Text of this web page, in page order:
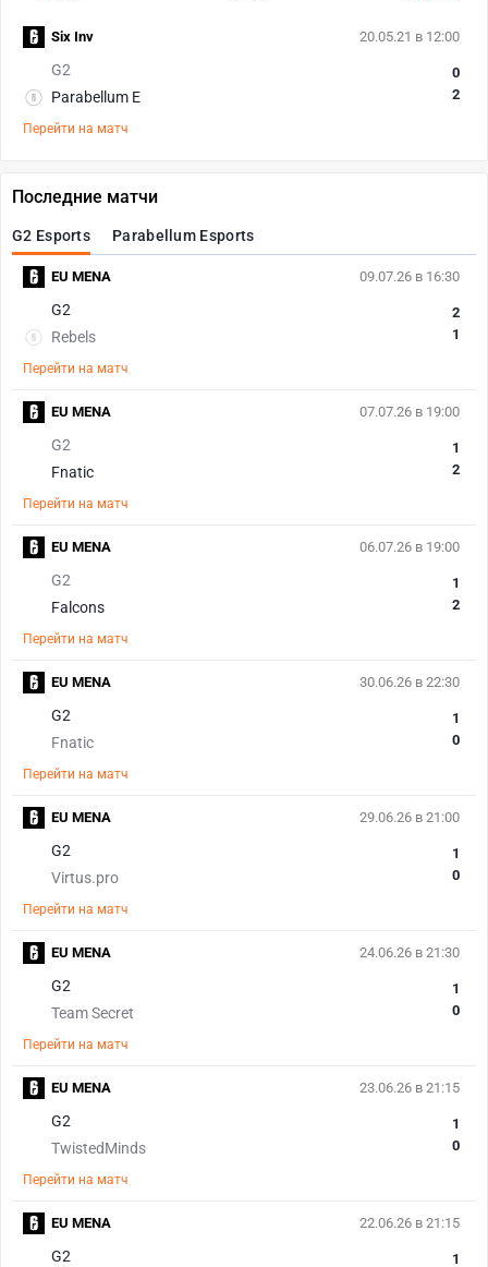
20.05.21 в 12:00
G2
Parabellum E
0
2
Перейти на матч
Six Inv
Последние матчи
G2 Esports Parabellum Esports
09.07.26 в 16:30
G2
Rebels
2
1
Перейти на матч
EU MENA
07.07.26 в 19:00
G2
Fnatic
1
2
Перейти на матч
EU MENA
06.07.26 в 19:00
G2
Falcons
1
2
Перейти на матч
EU MENA
30.06.26 в 22:30
G2
Fnatic
1
0
Перейти на матч
EU MENA
29.06.26 в 21:00
G2
Virtus.pro
1
0
Перейти на матч
EU MENA
24.06.26 в 21:30
G2
Team Secret
1
0
Перейти на матч
EU MENA
23.06.26 в 21:15
G2
TwistedMinds
1
0
Перейти на матч
EU MENA
22.06.26 в 21:15
G2 1
EU MENA